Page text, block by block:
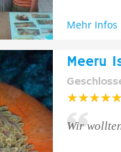
Mehr Infos
Meeru
Wir